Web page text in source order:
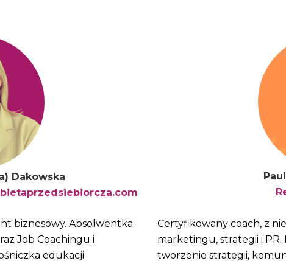
Dakowska
biznesowy. Absolwentka
Job Coachingu i
edukacji
Certyfikowany coach, z
marketingu, strategii i PR.
tworzenie strategii,